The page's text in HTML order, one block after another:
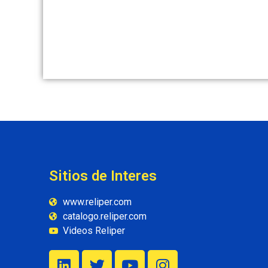
Sitios de Interes
www.reliper.com
catalogo.reliper.com
Videos Reliper